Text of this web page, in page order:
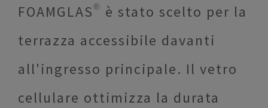
FOAMGLAS® è stato scelto per la
terrazza accessibile davanti
all'ingresso principale. Il vetro
cellulare ottimizza la durata